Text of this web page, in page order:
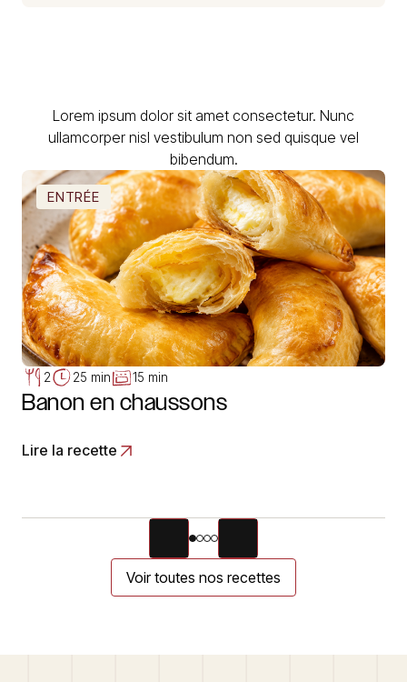
Lorem ipsum dolor sit amet consectetur. Nunc
ullamcorper nisl vestibulum non sed quisque vel
bibendum.
ENTRÉE
2 25 min 15 min
Banon en chaussons
Lire la recette
Voir toutes nos recettes